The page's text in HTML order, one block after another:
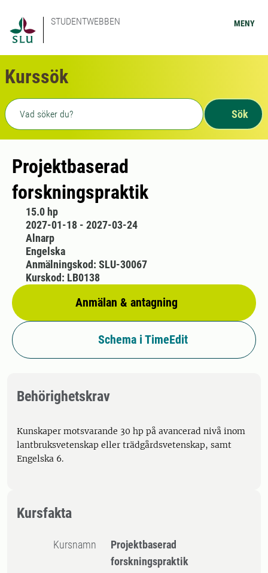
STUDENTWEBBEN MENY
Kurssök
Fritext sökning
Sök
Projektbaserad
forskningspraktik
15.0 hp
2027-01-18 - 2027-03-24
Alnarp
Engelska
Anmälan & antagning
Anmälningskod: SLU-30067
Kurskod: LB0138
Schema i TimeEdit
Behörighetskrav
Kunskaper motsvarande 30 hp på avancerad nivå inom
lantbruksvetenskap eller trädgårdsvetenskap, samt
Engelska 6.
Kursfakta
Kursnamn
Projektbaserad
forskningspraktik